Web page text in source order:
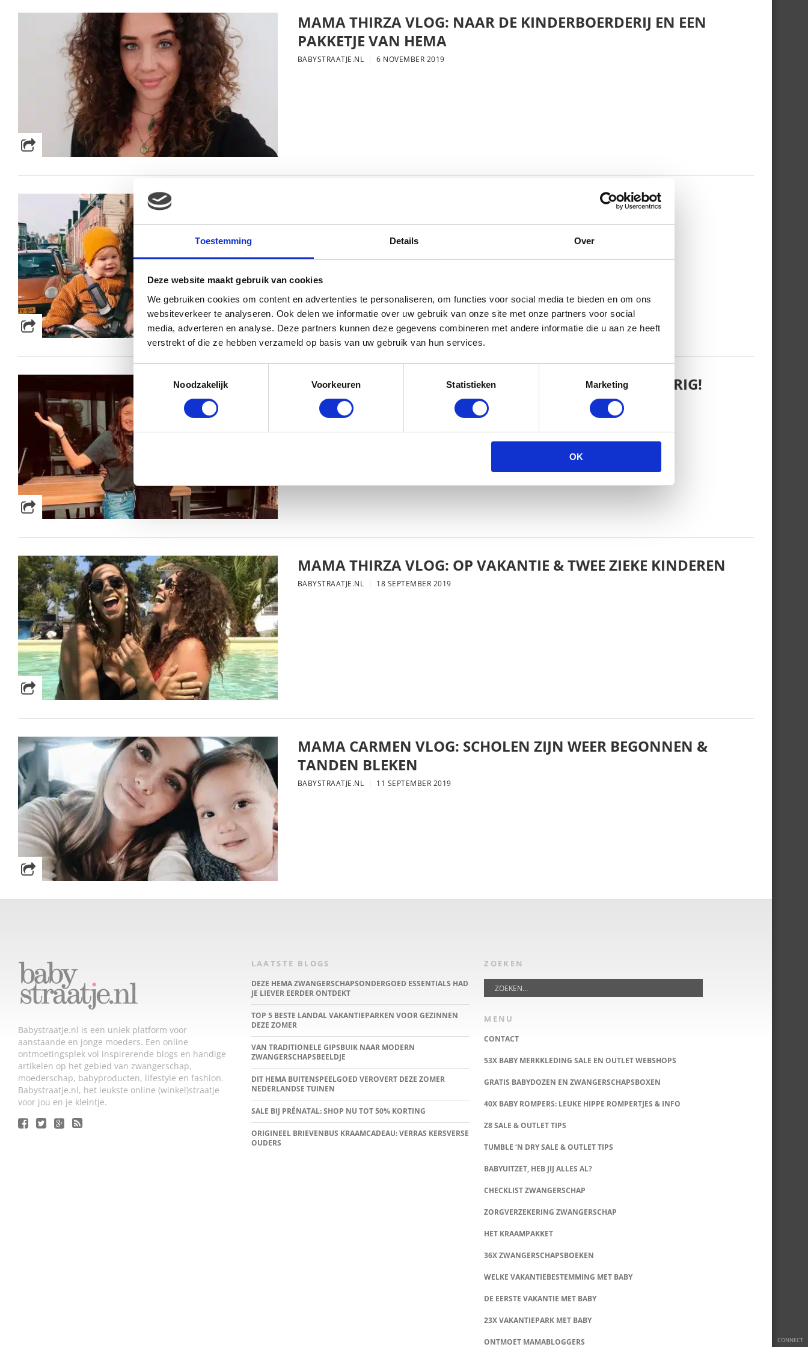
Toestemming Details Over
Deze website maakt gebruik van cookies
We gebruiken cookies om content en advertenties te personaliseren, om functies voor social media te bieden en om ons
websiteverkeer te analyseren. Ook delen we informatie over uw gebruik van onze site met onze partners voor social
media, adverteren en analyse. Deze partners kunnen deze gegevens combineren met andere informatie die u aan ze heeft
verstrekt of die ze hebben verzameld op basis van uw gebruik van hun services.
Noodzakelijk
Voorkeuren Statistieken Marketing
OK
CONNECT
MAMA THIRZA VLOG: NAAR DE KINDERBOERDERIJ EN EEN
PAKKETJE VAN HEMA
BABYSTRAATJE.NL 6 NOVEMBER 2019
MAMA THIRZA VLOG: DE LAATSTE WERKDAG EN MIJN
VERJAARDAG VIEREN
16 OKTOBER 2019
MAMA THIRZA VLOG: HET IS FEEST, WANT REBEL IS JARIG!
BABYSTRAATJE.NL
MAMA THIRZA VLOG: OP VAKANTIE & TWEE ZIEKE KINDEREN
BABYSTRAATJE.NL 18 SEPTEMBER 2019
MAMA CARMEN VLOG: SCHOLEN ZIJN WEER BEGONNEN &
TANDEN BLEKEN
BABYSTRAATJE.NL 11 SEPTEMBER 2019
Babystraatje.nl is een uniek platform voor
aanstaande en jonge moeders. Een online
ontmoetingsplek vol inspirerende blogs en handige
artikelen op het gebied van zwangerschap,
moederschap, babyproducten, lifestyle en fashion.
Babystraatje.nl, het leukste online (winkel)straatje
voor jou en je kleintje.
LAATSTE BLOGS
DEZE HEMA ZWANGERSCHAPSONDERGOED ESSENTIALS HAD
JE LIEVER EERDER ONTDEKT
TOP 5 BESTE LANDAL VAKANTIEPARKEN VOOR GEZINNEN
DEZE ZOMER
VAN TRADITIONELE GIPSBUIK NAAR MODERN
ZWANGERSCHAPSBEELDJE
DIT HEMA BUITENSPEELGOED VEROVERT DEZE ZOMER
NEDERLANDSE TUINEN
SALE BIJ PRÉNATAL: SHOP NU TOT 50% KORTING
ORIGINEEL BRIEVENBUS KRAAMCADEAU: VERRAS KERSVERSE
OUDERS
ZOEKEN
MENU
CONTACT
53X BABY MERKKLEDING SALE EN OUTLET WEBSHOPS
GRATIS BABYDOZEN EN ZWANGERSCHAPSBOXEN
40X BABY ROMPERS: LEUKE HIPPE ROMPERTJES & INFO
Z8 SALE & OUTLET TIPS
TUMBLE ‘N DRY SALE & OUTLET TIPS
BABYUITZET, HEB JIJ ALLES AL?
CHECKLIST ZWANGERSCHAP
ZORGVERZEKERING ZWANGERSCHAP
HET KRAAMPAKKET
36X ZWANGERSCHAPSBOEKEN
WELKE VAKANTIEBESTEMMING MET BABY
DE EERSTE VAKANTIE MET BABY
23X VAKANTIEPARK MET BABY
ONTMOET MAMABLOGGERS